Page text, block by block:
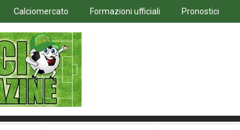
Calciomercato Formazioni ufficiali Pronostici